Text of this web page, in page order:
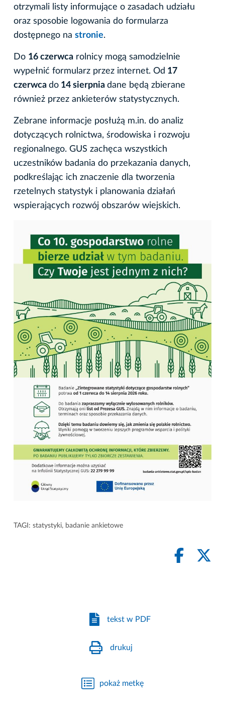
otrzymali listy informujące o zasadach udziału
oraz sposobie logowania do formularza
dostępnego na stronie.
Do 16 czerwca rolnicy mogą samodzielnie
wypełnić formularz przez internet. Od 17
czerwca do 14 sierpnia dane będą zbierane
również przez ankieterów statystycznych.
Zebrane informacje posłużą m.in. do analiz
dotyczących rolnictwa, środowiska i rozwoju
regionalnego. GUS zachęca wszystkich
uczestników badania do przekazania danych,
podkreślając ich znaczenie dla tworzenia
rzetelnych statystyk i planowania działań
wspierających rozwój obszarów wiejskich.
TAGI: statystyki, badanie ankietowe
tekst w PDF
drukuj
pokaż metkę